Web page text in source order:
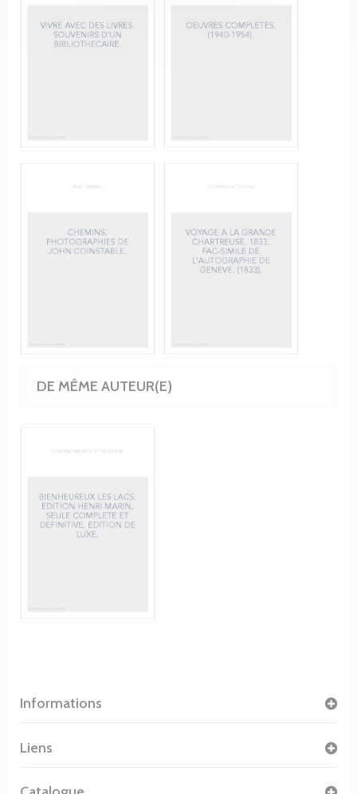
DE MÊME AUTEUR(E)
Informations
Liens